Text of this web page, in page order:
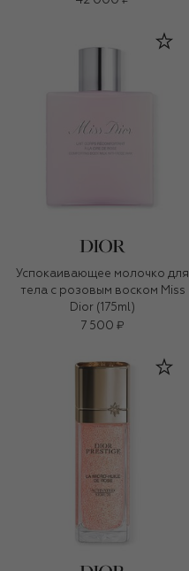
Успокаивающее молочко для
тела с розовым воском Miss
Dior (175ml)
7 500 ₽